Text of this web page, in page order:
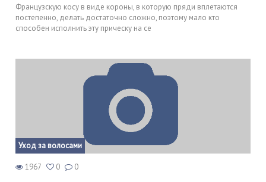
Французскую косу в виде короны, в которую пряди вплетаются
постепенно, делать достаточно сложно, поэтому мало кто
способен исполнить эту прическу на се
Уход за волосами
1967 0 0